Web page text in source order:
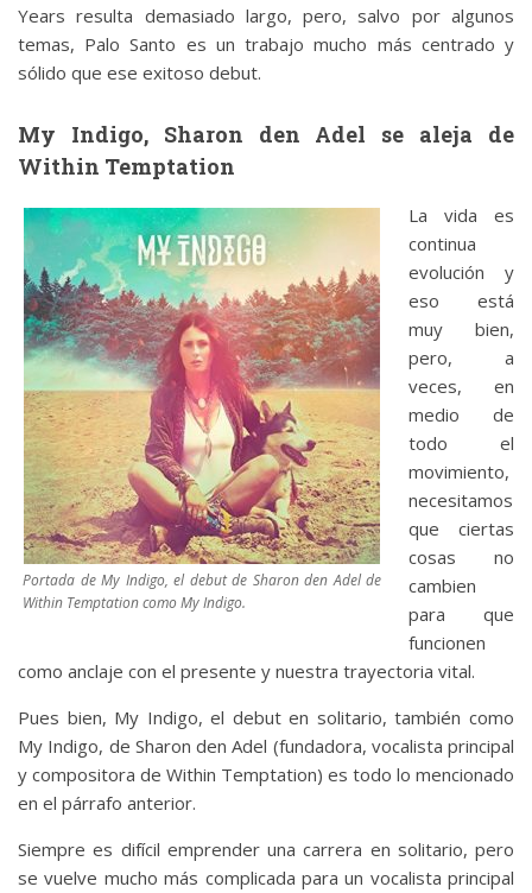
Years resulta demasiado largo, pero, salvo por algunos
temas, Palo Santo es un trabajo mucho más centrado y
sólido que ese exitoso debut.
My Indigo, Sharon den Adel se aleja de
Within Temptation
Portada de My Indigo, el debut de Sharon den Adel de
Within Temptation como My Indigo.
La vida es
continua
evolución y
eso está
muy bien,
pero, a
veces, en
medio de
todo el
movimiento,
necesitamos
que ciertas
cosas no
cambien
para que
funcionen
como anclaje con el presente y nuestra trayectoria vital.
Pues bien, My Indigo, el debut en solitario, también como
My Indigo, de Sharon den Adel (fundadora, vocalista principal
y compositora de Within Temptation) es todo lo mencionado
en el párrafo anterior.
Siempre es difícil emprender una carrera en solitario, pero
se vuelve mucho más complicada para un vocalista principal